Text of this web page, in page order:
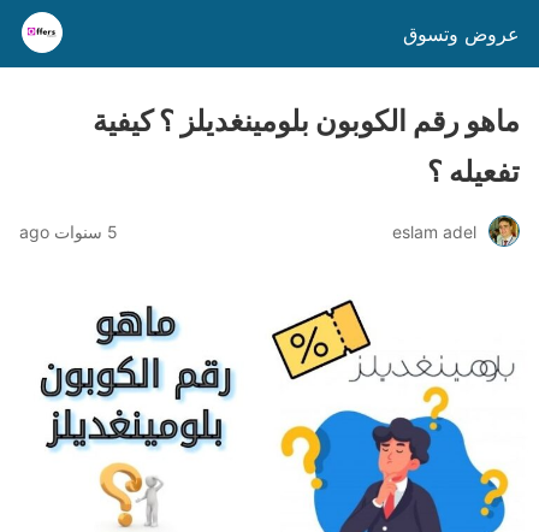
عروض وتسوق
ماهو رقم الكوبون بلومينغديلز ؟ كيفية
تفعيله ؟
eslam adel 5 سنوات ago